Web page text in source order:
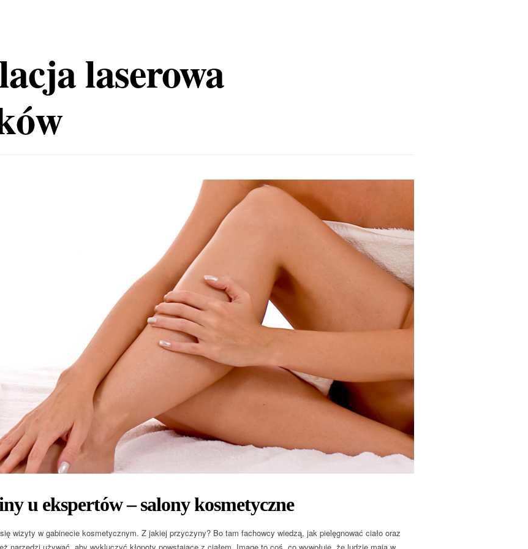
laserowa
u ekspertów – salony kosmetyczne
wizyty w gabinecie kosmetycznym. Z jakiej przyczyny? Bo tam fachowcy wiedzą, jak pielęgnować ciało oraz